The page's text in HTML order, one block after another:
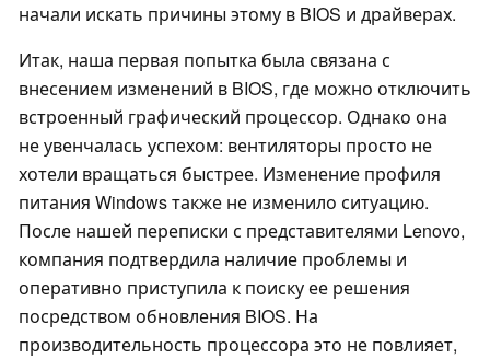
начали искать причины этому в BIOS и драйверах.
Итак, наша первая попытка была связана с
внесением изменений в BIOS, где можно отключить
встроенный графический процессор. Однако она
не увенчалась успехом: вентиляторы просто не
хотели вращаться быстрее. Изменение профиля
питания Windows также не изменило ситуацию.
После нашей переписки с представителями Lenovo,
компания подтвердила наличие проблемы и
оперативно приступила к поиску ее решения
посредством обновления BIOS. На
производительность процессора это не повлияет,